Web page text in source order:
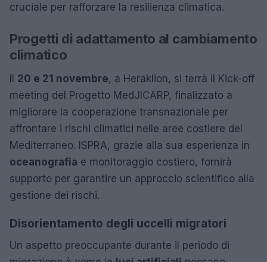
cruciale per rafforzare la resilienza climatica.
Progetti di adattamento al cambiamento
climatico
Il 20 e 21 novembre, a Heraklion, si terrà il Kick-off
meeting del Progetto MedJICARP, finalizzato a
migliorare la cooperazione transnazionale per
affrontare i rischi climatici nelle aree costiere del
Mediterraneo. ISPRA, grazie alla sua esperienza in
oceanografia e monitoraggio costiero, fornirà
supporto per garantire un approccio scientifico alla
gestione dei rischi.
Disorientamento degli uccelli migratori
Un aspetto preoccupante durante il periodo di